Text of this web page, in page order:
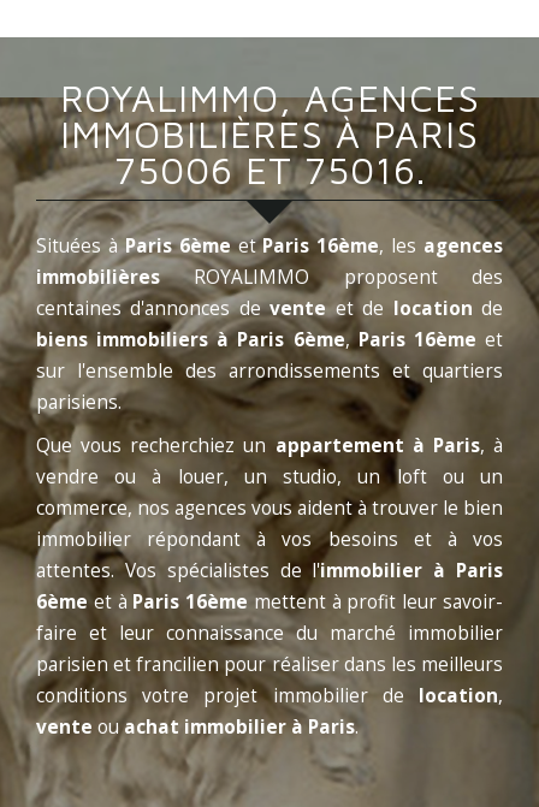
ROYALIMMO, AGENCES
IMMOBILIÈRES À PARIS
75006 ET 75016.
Situées àParis 6èmeetParis 16ème, les agences
immobilièresROYALIMMO proposent des
centaines d'annonces deventeet de location de
biens immobiliers à Paris 6ème,Paris 16ème et
sur l'ensemble des arrondissements et quartiers
parisiens.
Que vous recherchiez un appartement à Paris, à
vendre ou à louer, un studio, un loft ou un
commerce, nos agences vous aident à trouver le bien
immobilier répondant à vos besoins et à vos
attentes. Vos spécialistes de l'immobilier à Paris
6ème et à Paris 16ème mettent à profit leur savoir-
faire et leur connaissance du marché immobilier
parisien et francilien pour réaliser dans les meilleurs
conditions votre projet immobilier de location,
vente ouachat immobilier à Paris.